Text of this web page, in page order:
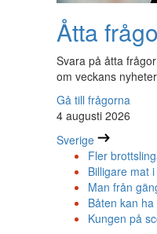
Åtta
Svara på åtta frågor
om veckans
Gå till frågorna
4 augusti 2026
Sverige
Fler
Billigare mat
Man från
Båten kan
Kungen på